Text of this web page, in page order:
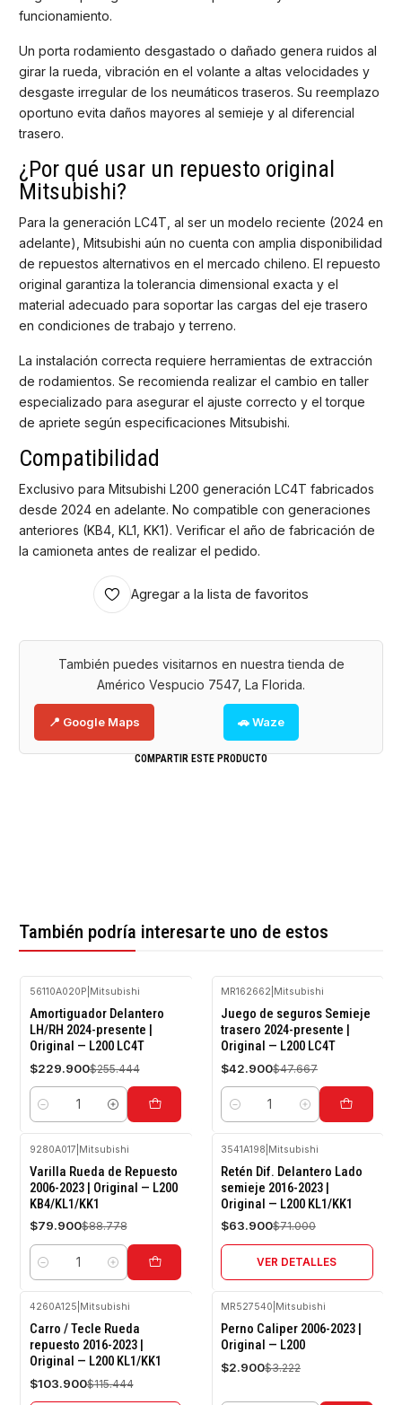
funcionamiento.
Un porta rodamiento desgastado o dañado genera ruidos al
girar la rueda, vibración en el volante a altas velocidades y
desgaste irregular de los neumáticos traseros. Su reemplazo
oportuno evita daños mayores al semieje y al diferencial
trasero.
¿Por qué usar un repuesto original
Mitsubishi?
Para la generación LC4T, al ser un modelo reciente (2024 en
adelante), Mitsubishi aún no cuenta con amplia disponibilidad
de repuestos alternativos en el mercado chileno. El repuesto
original garantiza la tolerancia dimensional exacta y el
material adecuado para soportar las cargas del eje trasero
en condiciones de trabajo y terreno.
La instalación correcta requiere herramientas de extracción
de rodamientos. Se recomienda realizar el cambio en taller
especializado para asegurar el ajuste correcto y el torque
de apriete según especificaciones Mitsubishi.
Compatibilidad
Exclusivo para Mitsubishi L200 generación LC4T fabricados
desde 2024 en adelante. No compatible con generaciones
anteriores (KB4, KL1, KK1). Verificar el año de fabricación de
la camioneta antes de realizar el pedido.
Agregar a la lista de favoritos
También puedes visitarnos en nuestra tienda de
Américo Vespucio 7547, La Florida.
📍 Google Maps 🚗 Waze
COMPARTIR ESTE PRODUCTO
También podría interesarte uno de estos
-10%
OFF
56110A020P Mitsubishi
Amortiguador Delantero
LH/RH 2024-presente |
Original — L200 LC4T
$229.900$255.444
Cantidad
-10%
OFF
MR162662 Mitsubishi
Juego de seguros Semieje
trasero 2024-presente |
Original — L200 LC4T
$42.900$47.667
Cantidad
-10%
OFF
9280A017 Mitsubishi
Varilla Rueda de Repuesto
2006-2023 | Original — L200
KB4/KL1/KK1
$79.900$88.778
Cantidad
-10%
OFF
Agotado
3541A198 Mitsubishi
Retén Dif. Delantero Lado
semieje 2016-2023 |
Original — L200 KL1/KK1
$63.900$71.000
VER DETALLES
-10%
OFF
Agotado
4260A125 Mitsubishi
Carro / Tecle Rueda
repuesto 2016-2023 |
Original — L200 KL1/KK1
$103.900$115.444
-10%
OFF
MR5 27540 Mitsubishi
Perno Caliper 2006-2023 |
Original — L200
$2.900$3.222